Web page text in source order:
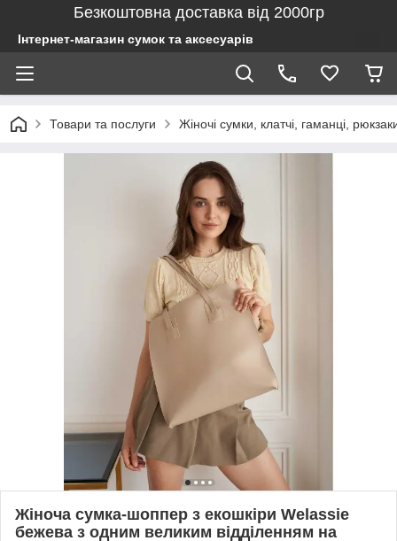
Безкоштовна доставка від 2000гр
Інтернет-магазин сумок та аксесуарів
Товари та послуги Жіночі сумки, клатчі, гаманці,
Жіноча сумка-шоппер з екошкіри Welassie
бежева з одним великим відділенням на